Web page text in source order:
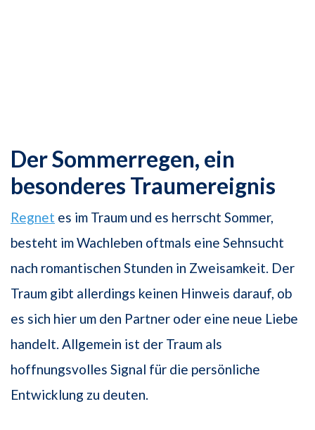
Der Sommerregen, ein
besonderes Traumereignis
Regnet es im Traum und es herrscht Sommer,
besteht im Wachleben oftmals eine Sehnsucht
nach romantischen Stunden in Zweisamkeit. Der
Traum gibt allerdings keinen Hinweis darauf, ob
es sich hier um den Partner oder eine neue Liebe
handelt. Allgemein ist der Traum als
hoffnungsvolles Signal für die persönliche
Entwicklung zu deuten.